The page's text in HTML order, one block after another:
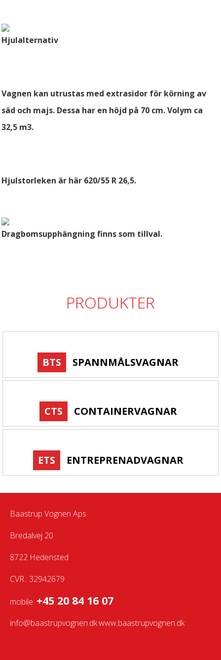
Hjulalternativ
Vagnen kan utrustas med extrasidor för körning av
säd och majs. Dessa har en höjd på 70 cm. Volym ca
32,5 m3.
Hjulstorleken är här 620/55 R 26,5.
Dragbomsupphängning finns som tillval.
PRODUKTER
BTS SPANNMÅLSVAGNAR
CTS CONTAINERVAGNAR
ETS ENTREPRENADVAGNAR
Baastrup Vognen Aps
Bredalvej 20
8722 Hedensted
CVR.: 32942679
mobile: +45 20 84 16 07
info@baastrupvognen.dkwww.baastrupvognen.dk